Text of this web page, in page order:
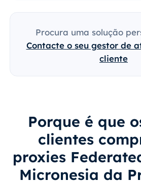
Procura uma solução
Contacte o seu gestor de
cliente
Porque é que
clientes
proxies
Micronesia da